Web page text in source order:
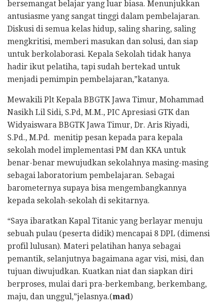
bersemangat belajar yang luar biasa. Menunjukkan
antusiasme yang sangat tinggi dalam pembelajaran.
Diskusi di semua kelas hidup, saling sharing, saling
mengkritisi, memberi masukan dan solusi, dan siap
untuk berkolaborasi. Kepala Sekolah tidak hanya
hadir ikut pelatiha, tapi sudah bertekad untuk
menjadi pemimpin pembelajaran,”katanya.
Mewakili Plt Kepala BBGTK Jawa Timur, Mohammad
Nasikh Lil Sidi, S.Pd, M.M., PIC Apresiasi GTK dan
Widyaiswara BBGTK Jawa Timur, Dr. Aris Riyadi,
S.Pd., M.Pd. menitip pesan kepada para kepala
sekolah model implementasi PM dan KKA untuk
benar-benar mewujudkan sekolahnya masing-masing
sebagai laboratorium pembelajaran. Sebagai
barometernya supaya bisa mengembangkannya
kepada sekolah-sekolah di sekitarnya.
“Saya ibaratkan Kapal Titanic yang berlayar menuju
sebuah pulau (peserta didik) mencapai 8 DPL (dimensi
profil lulusan). Materi pelatihan hanya sebagai
pemantik, selanjutnya bagaimana agar visi, misi, dan
tujuan diwujudkan. Kuatkan niat dan siapkan diri
berproses, mulai dari pra-berkembang, berkembang,
maju, dan unggul,”jelasnya.(mad)